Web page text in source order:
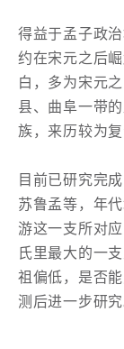
得益于孟子政
约在宋元之后
白，多为宋元
县、曲阜一带
族，来历较为复
目前已研究完
苏鲁孟等，年
游这一支所对
氏里最大的一
祖偏低，是否
测后进一步研究